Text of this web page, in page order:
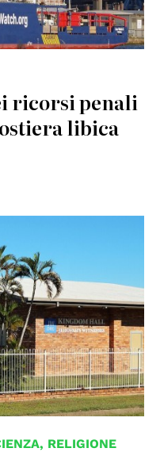
ricorsi penali
libica
RELIGIONE